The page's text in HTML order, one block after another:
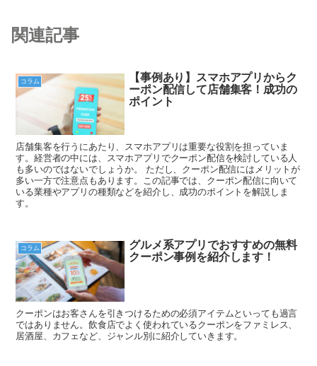
関連記事
コラム
【事例あり】スマホアプリからク
ーポン配信して店舗集客！成功の
ポイント
店舗集客を行うにあたり、スマホアプリは重要な役割を担っていま
す。経営者の中には、スマホアプリでクーポン配信を検討している人
も多いのではないでしょうか。 ただし、クーポン配信にはメリットが
多い一方で注意点もあります。この記事では、クーポン配信に向いて
いる業種やアプリの種類などを紹介し、成功のポイントを解説しま
す。
コラム
グルメ系アプリでおすすめの無料
クーポン事例を紹介します！
クーポンはお客さんを引きつけるための必須アイテムといっても過言
ではありません。飲食店でよく使われているクーポンをファミレス、
居酒屋、カフェなど、ジャンル別に紹介していきます。